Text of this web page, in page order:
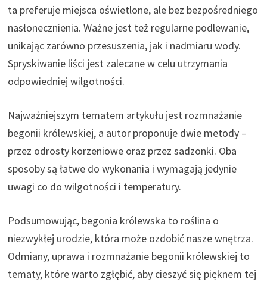
ta preferuje miejsca oświetlone, ale bez bezpośredniego
nasłonecznienia. Ważne jest też regularne podlewanie,
unikając zarówno przesuszenia, jak i nadmiaru wody.
Spryskiwanie liści jest zalecane w celu utrzymania
odpowiedniej wilgotności.
Najważniejszym tematem artykułu jest rozmnażanie
begonii królewskiej, a autor proponuje dwie metody –
przez odrosty korzeniowe oraz przez sadzonki. Oba
sposoby są łatwe do wykonania i wymagają jedynie
uwagi co do wilgotności i temperatury.
Podsumowując, begonia królewska to roślina o
niezwykłej urodzie, która może ozdobić nasze wnętrza.
Odmiany, uprawa i rozmnażanie begonii królewskiej to
tematy, które warto zgłębić, aby cieszyć się pięknem tej